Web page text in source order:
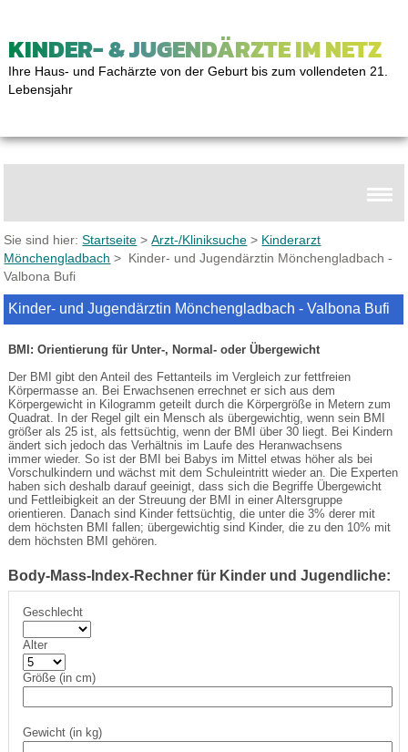
KINDER- & JUGENDÄRZTE IM NETZ
Ihre Haus- und Fachärzte von der Geburt bis zum vollendeten 21.
Lebensjahr
Sie sind hier:Startseite >Arzt-/Kliniksuche > Kinderarzt
Mönchengladbach > Kinder- und Jugendärztin Mönchengladbach -
Valbona Bufi
Kinder- und Jugendärztin Mönchengladbach - Valbona Bufi
BMI: Orientierung für Unter-, Normal- oder Übergewicht
Der BMI gibt den Anteil des Fettanteils im Vergleich zur fettfreien
Körpermasse an. Bei Erwachsenen errechnet er sich aus dem
Körpergewicht in Kilogramm geteilt durch die Körpergröße in Metern zum
Quadrat. In der Regel gilt ein Mensch als übergewichtig, wenn sein BMI
größer als 25 ist, als fettsüchtig, wenn der BMI über 30 liegt. Bei Kindern
ändert sich jedoch das Verhältnis im Laufe des Heranwachsens
immer wieder. So ist der BMI bei Babys im Mittel etwas höher als bei
Vorschulkindern und wächst mit dem Schuleintritt wieder an. Die Experten
haben sich deshalb darauf geeinigt, dass sich die Begriffe Übergewicht
und Fettleibigkeit an der Streuung der BMI in einer Altersgruppe
orientieren. Danach sind Kinder fettsüchtig, die unter die 3% derer mit
dem höchsten BMI fallen; übergewichtig sind Kinder, die zu den 10% mit
dem höchsten BMI gehören.
Body-Mass-Index-Rechner für Kinder und Jugendliche:
Geschlecht
Alter
Größe (in cm)
Gewicht (in kg)